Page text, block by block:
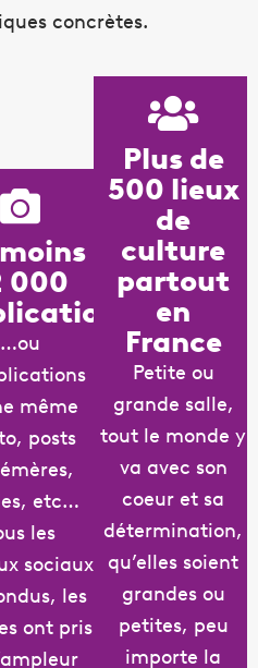
concrètes.
000
…ou
même
posts
etc…
les
sociaux
les
ont pris
Plus de
500 lieux
de
culture
partout
en
France
Petite ou
grande salle,
tout le monde y
va avec son
coeur et sa
détermination,
qu’elles soient
grandes ou
petites, peu
importe la